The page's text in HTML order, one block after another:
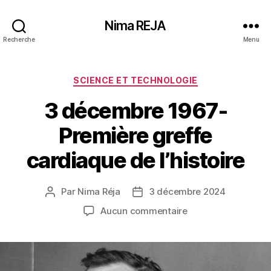
Recherche
Nima REJA
Menu
Catégories
SCIENCE ET TECHNOLOGIE
3 décembre 1967-
Première greffe
cardiaque de l’histoire
Auteur
Par Nima Réja
Date3 décembre 2024
Aucun commentairesur